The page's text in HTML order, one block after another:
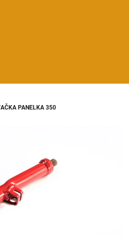
PANELKA 350